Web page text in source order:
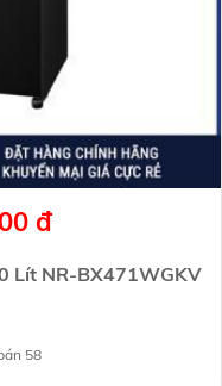
đ
Lít NR-BX471WGKV
58